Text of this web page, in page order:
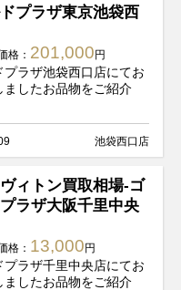
プラザ東京池袋西
格： 201,000円
プラザ池袋西口店にてお
ましたお品物をご紹介
池袋西口店
ィトン買取相場-ゴ
ラザ大阪千里中央
格： 13,000円
プラザ千里中央店にてお
ましたお品物をご紹介